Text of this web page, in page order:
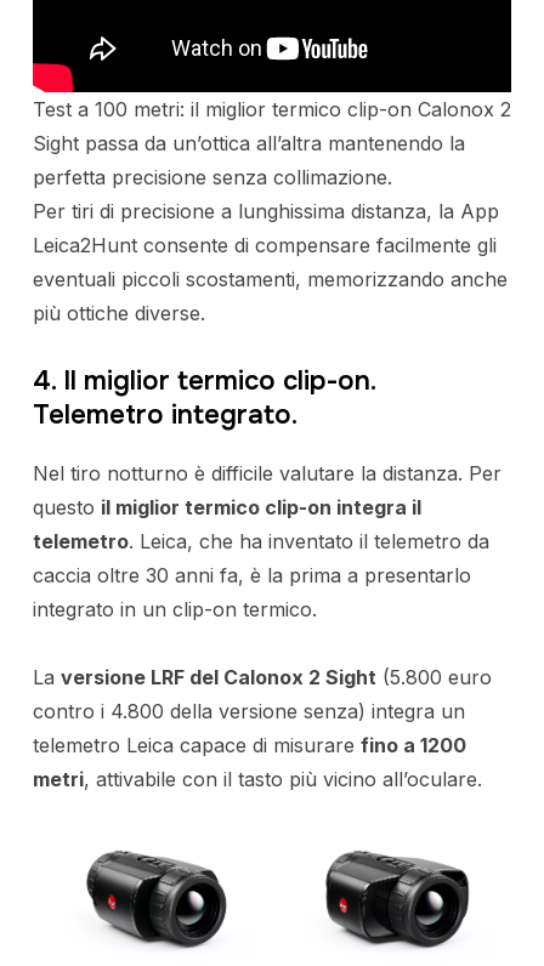
Test a 100 metri: il miglior termico clip-on Calonox 2
Sight passa da un’ottica all’altra mantenendo la
perfetta precisione senza collimazione.
Per tiri di precisione a lunghissima distanza, la App
Leica2Hunt consente di compensare facilmente gli
eventuali piccoli scostamenti, memorizzando anche
più ottiche diverse.
4. Il miglior termico clip-on.
Telemetro integrato.
Nel tiro notturno è difficile valutare la distanza. Per
questo il miglior termico clip-on integra il
telemetro. Leica, che ha inventato il telemetro da
caccia oltre 30 anni fa, è la prima a presentarlo
integrato in un clip-on termico.
La versione LRF del Calonox 2 Sight(5.800 euro
contro i 4.800 della versione senza) integra un
telemetro Leica capace di misurare fino a 1200
metri, attivabile con il tasto più vicino all’oculare.